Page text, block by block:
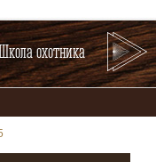
охотника